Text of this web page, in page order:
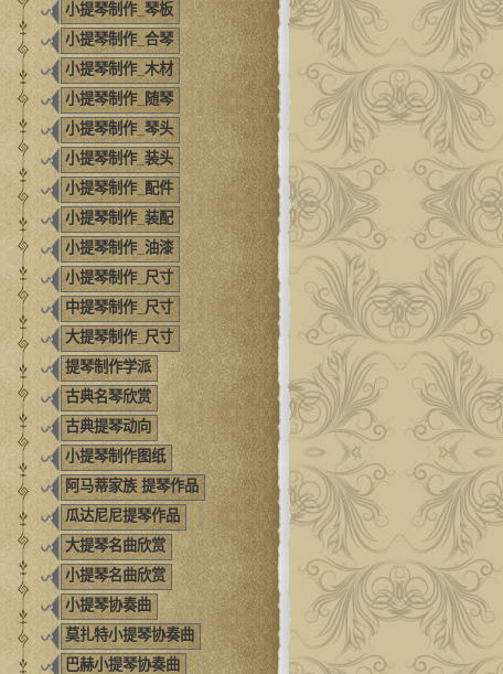
小提琴制作_琴板
小提琴制作_合琴
小提琴制作_木材
小提琴制作_随琴
小提琴制作_琴头
小提琴制作_装头
小提琴制作_配件
小提琴制作_装配
小提琴制作_油漆
小提琴制作_尺寸
中提琴制作_尺寸
大提琴制作_尺寸
提琴制作学派
古典名琴欣赏
古典提琴动向
小提琴制作图纸
阿马蒂家族 提琴作品
瓜达尼尼提琴作品
大提琴名曲欣赏
小提琴名曲欣赏
小提琴协奏曲
莫扎特小提琴协奏曲
巴赫小提琴协奏曲